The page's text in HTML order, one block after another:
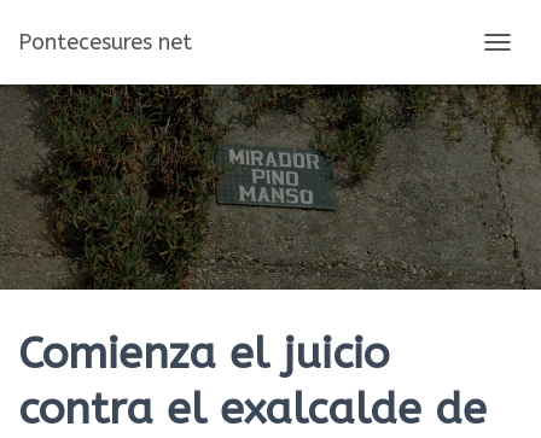
Pontecesures net
A
M
B
I
A
R
M
O
D
O
Comienza el juicio
contra el exalcalde de